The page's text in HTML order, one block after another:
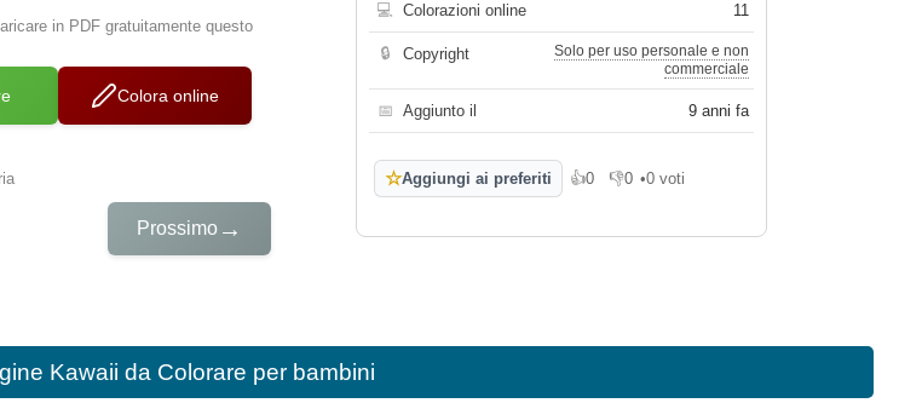
in PDF gratuitamente questo
Colora online
Prossimo →
💻 Colorazioni online 11
🔒 Copyright
Solo per uso personale e non
commerciale
📅 Aggiunto il 9 anni fa
☆Aggiungi ai preferiti 👍0
Mi piace
👎0
Non mi piace
•0 voti
Kawaii da Colorare per bambini